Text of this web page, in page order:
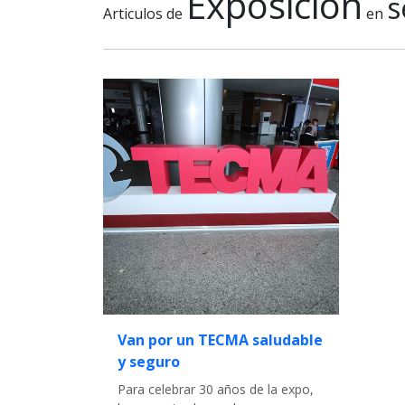
Articulos de en
Van por un TECMA saludable
y seguro
Para celebrar 30 años de la expo,